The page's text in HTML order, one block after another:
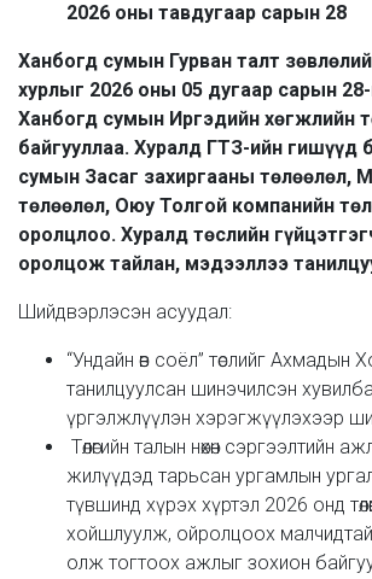
2026 оны тавдугаар сарын 28
Ханбогд сумын Гурван талт
хурлыг 2026 оны 05 дугаар сарын
Ханбогд сумын Иргэдийн хөгжлийн
байгууллаа. Хуралд ГТЗ-ийн гишүүд
сумын Засаг захиргааны төлөөлөл,
төлөөлөл, Оюу Толгой компанийн
оролцлоо. Хуралд төслийн
оролцож тайлан, мэдээллээ
Шийдвэрлэсэн асуудал:
“Ундайн өв соёл” төслийг Ахмадын
танилцуулсан шинэчилсэн
үргэлжлүүлэн хэрэгжүүлэхээр
Төлөгийн талын нөхөн сэргээлтийн
жилүүдэд тарьсан ургамлын
түвшинд хүрэх хүртэл 2026 онд
хойшлуулж, ойролцоох
олж тогтоох ажлыг зохион